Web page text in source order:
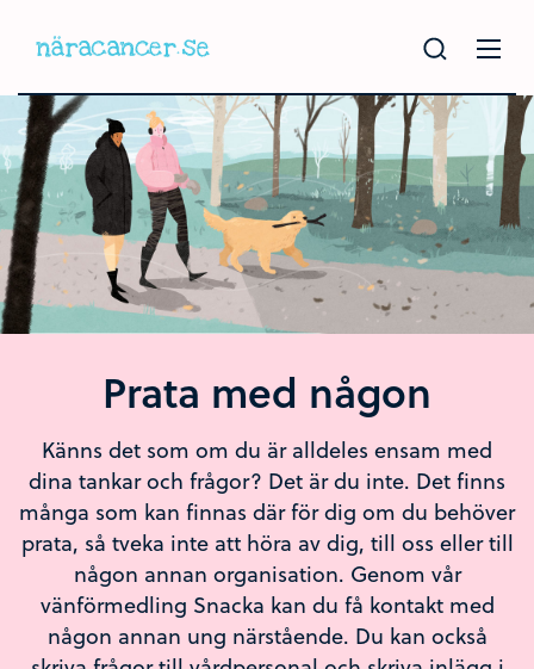
Prata med någon
Känns det som om du är alldeles ensam med
dina tankar och frågor? Det är du inte. Det finns
många som kan finnas där för dig om du behöver
prata, så tveka inte att höra av dig, till oss eller till
någon annan organisation. Genom vår
vänförmedling Snacka kan du få kontakt med
någon annan ung närstående. Du kan också